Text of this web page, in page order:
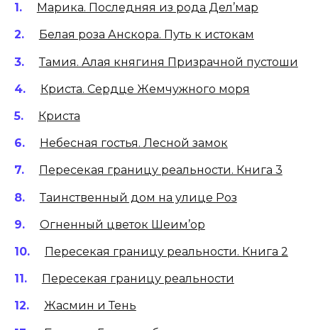
Марика. Последняя из рода Дел’мар
Белая роза Анскора. Путь к истокам
Тамия. Алая княгиня Призрачной пустоши
Криста. Сердце Жемчужного моря
Криста
Небесная гостья. Лесной замок
Пересекая границу реальности. Книга 3
Таинственный дом на улице Роз
Огненный цветок Шеим’ор
Пересекая границу реальности. Книга 2
Пересекая границу реальности
Жасмин и Тень